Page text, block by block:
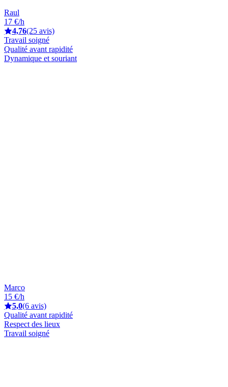
Raul
17 €/h
4,76(25 avis)
Travail soigné
Qualité avant rapidité
Dynamique et souriant
Marco
15 €/h
5,0(6 avis)
Qualité avant rapidité
Respect des lieux
Travail soigné